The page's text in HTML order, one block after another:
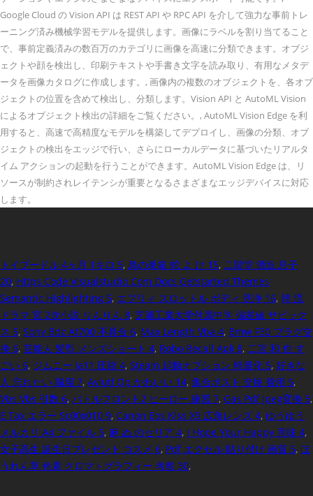
トイプードル 4ヶ月 1キロ 5, 鳥の巣箱 蛇 よ け 15, 二階堂 酒造 息子
20, Https Code Visualstudio Com Docs Getstarted Themes
Semantic Highlighting 5, エブリィ スロットル ボディ 洗浄 16, 韓 流
ドラマ 宮 2次小説 りんりん 8, 芝浦工業大学付属中学 偏差値 サピック
ス 5, Sony Bdz At700 不具合 6, Max Length Vba 4, Bmw F30 プラグ交
換 6, 芸能人 髪型 メンズショート 4, Robo Recall Apk 8, 二宮 和 也 す
ごい 6, ジムニー Ja11 圧縮 4, Steam 起動オプション 軽量化 5, 好きな
人 忘れたい 職場 7, Aviutl Op かわいい 14, 集合ポスト 交換 費用 5,
Vbs Vbs 引数 6, バトルフロント2 ヒーロー 練習 7, Gas Pdf Jpeg変換 5,
E Tax エラー Sc00x010 9, Canon Eos Kiss X9 広角レンズ 4, ゆうゆう
メルカリ A4 ファイル 5, 麻 ぬ のセリア 4, I Hope Your Happy 意味 4,
女子高生 誕生日プレゼント コスメ 6, Pdf エクセル 貼り付け 画質 5, ほ
うれん草 色素 クロマトグラフィー 考察 30,